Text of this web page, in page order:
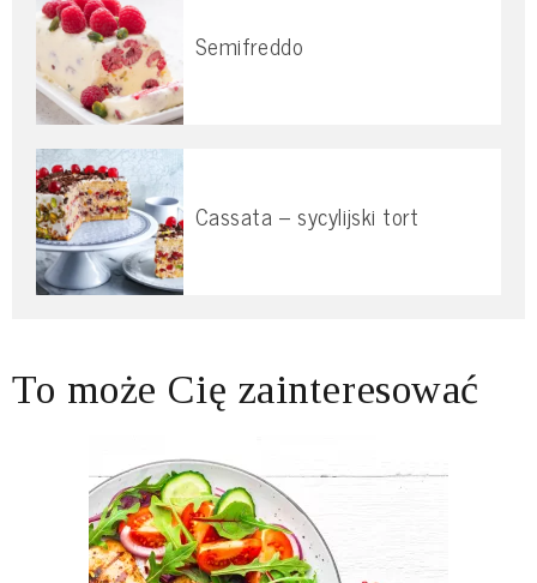
Semifreddo
Cassata – sycylijski tort
To może Cię zainteresować